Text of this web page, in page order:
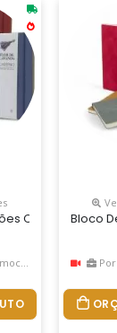
Com 100
Com Pautas
Bloco
Por: